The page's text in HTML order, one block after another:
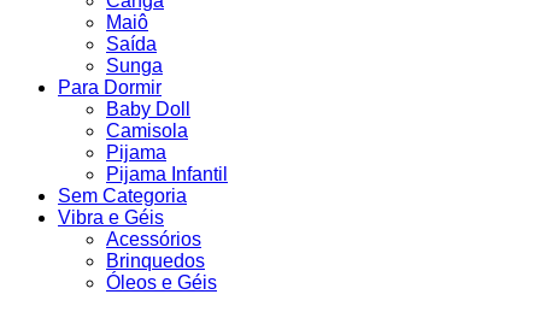
Maiô
Saída
Sunga
Para Dormir
Baby Doll
Camisola
Pijama
Pijama Infantil
Sem Categoria
Vibra e Géis
Acessórios
Brinquedos
Óleos e Géis